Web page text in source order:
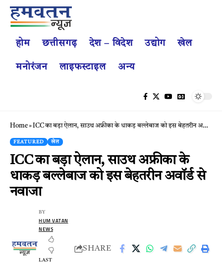
होम छत्तीसगढ़ देश – विदेश उद्योग खेल
मनोरंजन लाइफस्टाइल अन्य
Home» ICC का बड़ा ऐलान, साउथ अफ्रीका के धाकड़ बल्लेबाज को इस बेहतरीन अवॉर्ड से नवाजा
FEATURED खेल
ICC का बड़ा ऐलान, साउथ अफ्रीका के
धाकड़ बल्लेबाज को इस बेहतरीन अवॉर्ड से
नवाजा
LAST
BY
HUM VATAN
NEWS
SHARE